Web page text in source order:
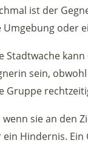
ist der
Umgebung oder
Stadtwache
sein,
Gruppe
sie an den
Hindernis.